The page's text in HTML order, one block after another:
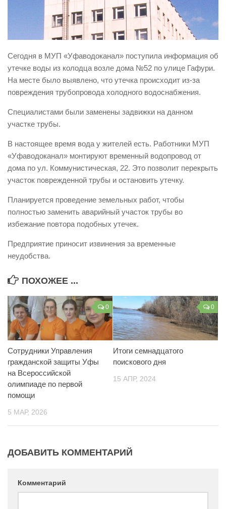
Виды деятельности
Обслуживание опасных производственных объектов
Памятки населению
Как стать спасателем
Уголок гражданской обороны
Конкурсы
Наша работа
Фотогалерея
Обращения
Контакты
Вакансии
Сегодня в МУП «Уфаводоканал» поступила информация об
утечке воды из колодца возле дома №52 по улице Гафури.
На месте было выявлено, что утечка происходит из-за
повреждения трубопровода холодного водоснабжения.
Специалистами были заменены задвижки на данном
участке трубы.
В настоящеe время вода у жителей есть. Работники МУП
«Уфаводоканал» монтируют временный водопровод от
дома по ул. Коммунистическая, 22. Это позволит перекрыть
участок поврежденной трубы и остановить утечку.
Планируется проведение земельных работ, чтобы
полностью заменить аварийный участок трубы во
избежание повтора подобных утечек.
Предприятие приносит извинения за временные
неудобства.
ПОХОЖЕЕ ...
0
Сотрудники Управления
гражданской защиты Уфы
на Всероссийской
олимпиаде по первой
помощи
5 МАР, 2026
0
Итоги семнадцатого
поискового дня
15 АПР, 2024
ДОБАВИТЬ КОММЕНТАРИЙ
Комментарий